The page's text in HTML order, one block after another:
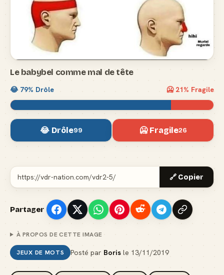
Le babybel comme mal de tête
😂 79% Drôle 🥶 21% Fragile
😂 Drôle99 🥶 Fragile26
🔗 Copier
Partager
À PROPOS DE CETTE IMAGE
JEUX DE MOTS Posté par Boris le 13/11/2019